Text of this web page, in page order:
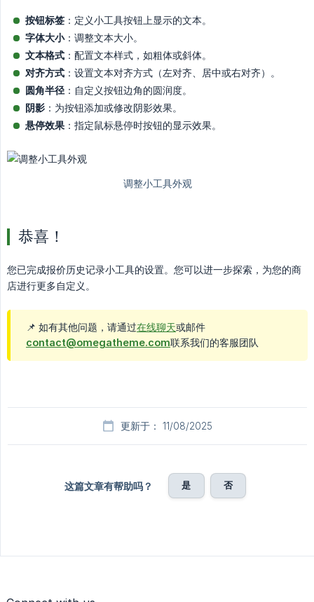
按钮标签 ：定义小工具按钮上显示的文本。
字体大小：调整文本大小。
文本格式 ：配置文本样式，如粗体或斜体。
对齐方式 ：设置文本对齐方式（左对齐、居中或右对齐）。
圆角半径 ：自定义按钮边角的圆润度。
阴影 ：为按钮添加或修改阴影效果。
悬停效果 ：指定鼠标悬停时按钮的显示效果。
恭喜！
您已完成报价历史记录小工具的设置。您可以进一步探索，为您的商
店进行更多自定义。
📌 如有其他问题，请通过在线聊天或邮件
contact@omegatheme.com联系我们的客服团队
更新于： 11/08/2025
这篇文章有帮助吗？ 是 否